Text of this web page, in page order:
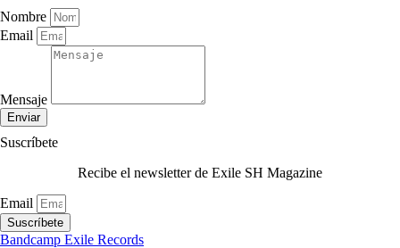
Nombre
Email
Mensaje
Enviar
Suscríbete
Recibe el newsletter de Exile SH Magazine
Email
Suscríbete
Bandcamp Exile Records